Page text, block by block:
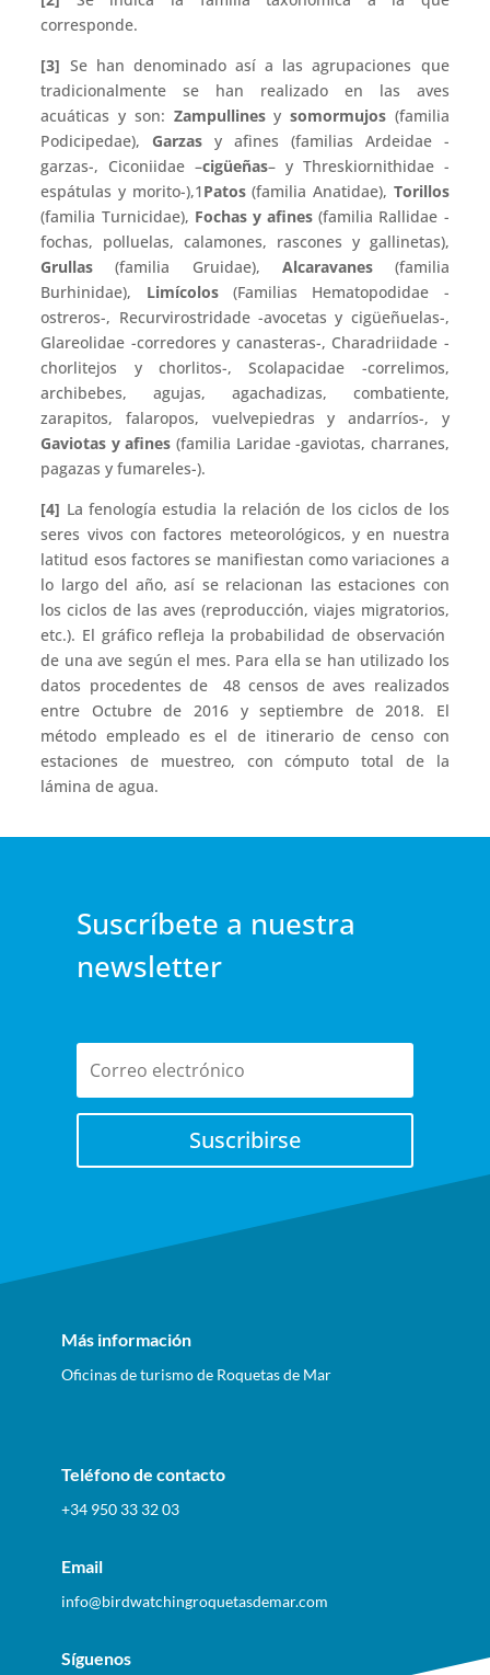
corresponde.
[3] Se han denominado así a las agrupaciones que
tradicionalmente se han realizado en las aves
acuáticas y son: Zampullinesy somormujos(familia
Podicipedae), Garzas y afines (familias Ardeidae -
garzas-, Ciconiidae –cigüeñas– y Threskiornithidae -
espátulas y morito-),1 Patos(familia Anatidae), Torillos
(familia Turnicidae), Fochas y afines (familia Rallidae -
fochas, polluelas, calamones, rascones y gallinetas),
Grullas (familia Gruidae), Alcaravanes(familia
Burhinidae), Limícolos(Familias Hematopodidae -
ostreros-, Recurvirostridade -avocetas y cigüeñuelas-,
Glareolidae -corredores y canasteras-, Charadriidade -
chorlitejos y chorlitos-, Scolapacidae -correlimos,
archibebes, agujas, agachadizas, combatiente,
zarapitos, falaropos, vuelvepiedras y andarríos-, y
Gaviotas y afines (familia Laridae -gaviotas, charranes,
pagazas y fumareles-).
[4] La fenología estudia la relación de los ciclos de los
seres vivos con factores meteorológicos, y en nuestra
latitud esos factores se manifiestan como variaciones a
lo largo del año, así se relacionan las estaciones con
los ciclos de las aves (reproducción, viajes migratorios,
etc.). El gráfico refleja la probabilidad de observación
de una ave según el mes. Para ella se han utilizado los
datos procedentes de 48 censos de aves realizados
entre Octubre de 2016 y septiembre de 2018. El
método empleado es el de itinerario de censo con
estaciones de muestreo, con cómputo total de la
lámina de agua.
Suscríbete a nuestra
newsletter
Suscribirse
Más información
Oficinas de turismo de Roquetas de Mar
Teléfono de contacto
+34 950 33 32 03
Email
info@birdwatchingroquetasdemar.com
Síguenos